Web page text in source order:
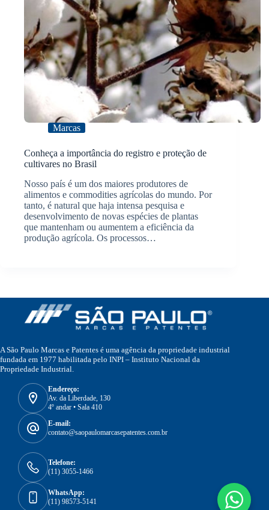
Marcas
Conheça a importância do registro e proteção de
cultivares no Brasil
Nosso país é um dos maiores produtores de
alimentos e commodities agrícolas do mundo. Por
tanto, é natural que haja intensa pesquisa e
desenvolvimento de novas espécies de plantas
que mantenham ou aumentem a eficiência da
produção agrícola. Os processos…
A São Paulo Marcas e Patentes é uma agência da propriedade industrial
fundada em 1977 habilitada pelo INPI – Instituto Nacional da
Propriedade Industrial.
Endereço:
Av. da Liberdade, 130
4º andar • Sala 410
E-mail:
contato@saopaulomarcasepatentes.com.br
Telefone:
(11) 3055-1466
WhatsApp:
(11) 98573-5141